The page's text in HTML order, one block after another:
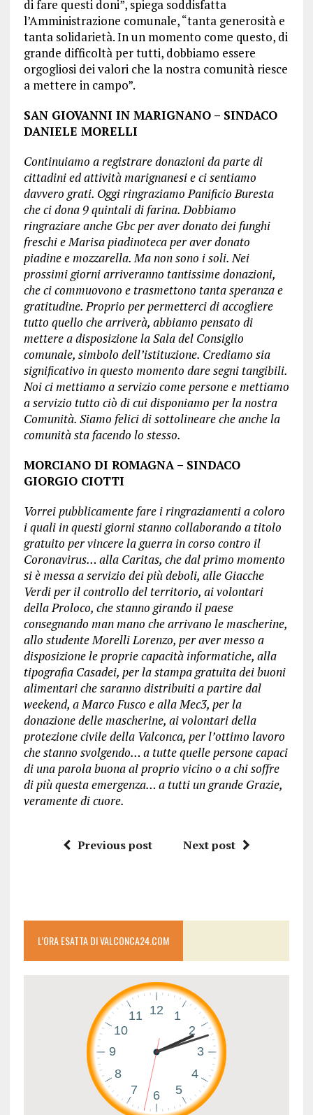
di fare questi doni”, spiega soddisfatta
l’Amministrazione comunale, “tanta generosità e
tanta solidarietà. In un momento come questo, di
grande difficoltà per tutti, dobbiamo essere
orgogliosi dei valori che la nostra comunità riesce
a mettere in campo”.
SAN GIOVANNI IN MARIGNANO – SINDACO
DANIELE MORELLI
Continuiamo a registrare donazioni da parte di
cittadini ed attività marignanesi e ci sentiamo
davvero grati. Oggi ringraziamo Panificio Buresta
che ci dona 9 quintali di farina. Dobbiamo
ringraziare anche Gbc per aver donato dei funghi
freschi e Marisa piadinoteca per aver donato
piadine e mozzarella. Ma non sono i soli. Nei
prossimi giorni arriveranno tantissime donazioni,
che ci commuovono e trasmettono tanta speranza e
gratitudine. Proprio per permetterci di accogliere
tutto quello che arriverà, abbiamo pensato di
mettere a disposizione la Sala del Consiglio
comunale, simbolo dell’istituzione. Crediamo sia
significativo in questo momento dare segni tangibili.
Noi ci mettiamo a servizio come persone e mettiamo
a servizio tutto ciò di cui disponiamo per la nostra
Comunità. Siamo felici di sottolineare che anche la
comunità sta facendo lo stesso.
MORCIANO DI ROMAGNA – SINDACO
GIORGIO CIOTTI
Vorrei pubblicamente fare i ringraziamenti a coloro
i quali in questi giorni stanno collaborando a titolo
gratuito per vincere la guerra in corso contro il
Coronavirus… alla Caritas, che dal primo momento
si è messa a servizio dei più deboli, alle Giacche
Verdi per il controllo del territorio, ai volontari
della Proloco, che stanno girando il paese
consegnando man mano che arrivano le mascherine,
allo studente Morelli Lorenzo, per aver messo a
disposizione le proprie capacità informatiche, alla
tipografia Casadei, per la stampa gratuita dei buoni
alimentari che saranno distribuiti a partire dal
weekend, a Marco Fusco e alla Mec3, per la
donazione delle mascherine, ai volontari della
protezione civile della Valconca, per l’ottimo lavoro
che stanno svolgendo… a tutte quelle persone capaci
di una parola buona al proprio vicino o a chi soffre
di più questa emergenza… a tutti un grande Grazie,
veramente di cuore.
Previous post Next post
L’ORA ESATTA DI VALCONCA24.COM